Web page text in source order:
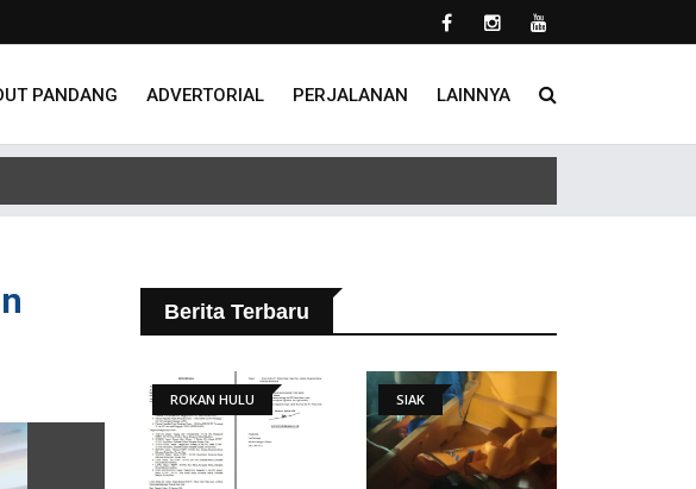
PANDANG ADVERTORIAL PERJALANAN LAINNYA
Verifikasi Data Tindak Lanjut Putusan PHI
Berita Terbaru
ROKAN HULU SIAK